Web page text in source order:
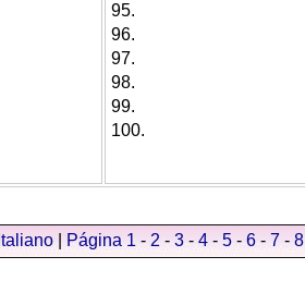
95.
96.
97.
98.
99.
100.
Italiano Página 1 - 2 - 3 - 4 - 5 - 6 - 7 - 8